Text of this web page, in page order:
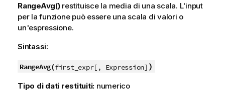
RangeAvg()restituisce la media di una scala. L'input
per la funzione può essere una scala di valori o
un'espressione.
Sintassi:
RangeAvg(first_expr[, Expression] )
Tipo di dati restituiti: numerico